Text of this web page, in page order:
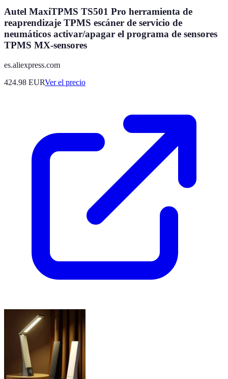
Autel MaxiTPMS TS501 Pro herramienta de
reaprendizaje TPMS escáner de servicio de
neumáticos activar/apagar el programa de sensores
TPMS MX-sensores
es.aliexpress.com
424.98 EURVer el precio